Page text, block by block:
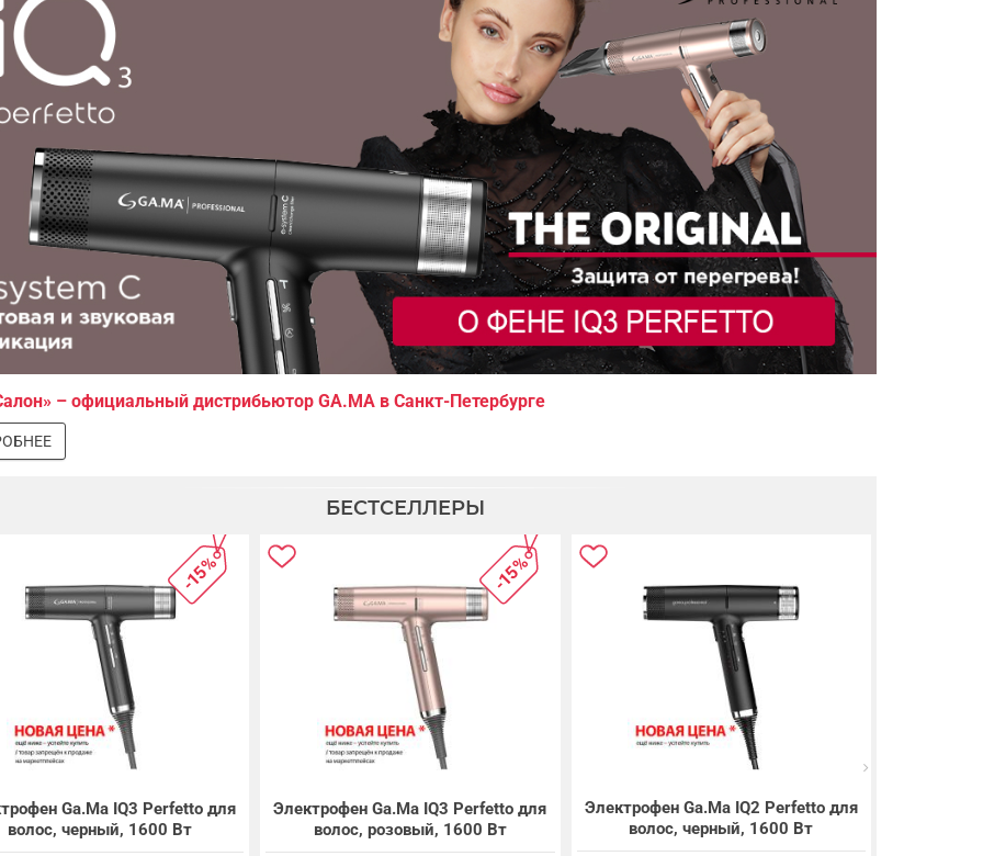
– официальный дистрибьютор GA.MA в Санкт-Петербурге
БЕСТСЕЛЛЕРЫ
-15%
Ga.Ma IQ3 Perfetto для
волос, черный, 1600 Вт
-15%
Электрофен Ga.Ma IQ3 Perfetto для
волос, розовый, 1600 Вт
Электрофен Ga.Ma IQ2 Perfetto для
волос, черный, 1600 Вт